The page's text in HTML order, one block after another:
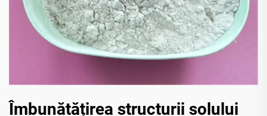
Îmbunătățirea structurii solului